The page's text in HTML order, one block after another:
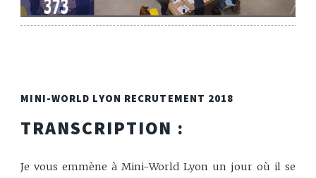
MINI-WORLD LYON RECRUTEMENT 2018
TRANSCRIPTION :
Je vous emmène à Mini-World Lyon un jour où il se